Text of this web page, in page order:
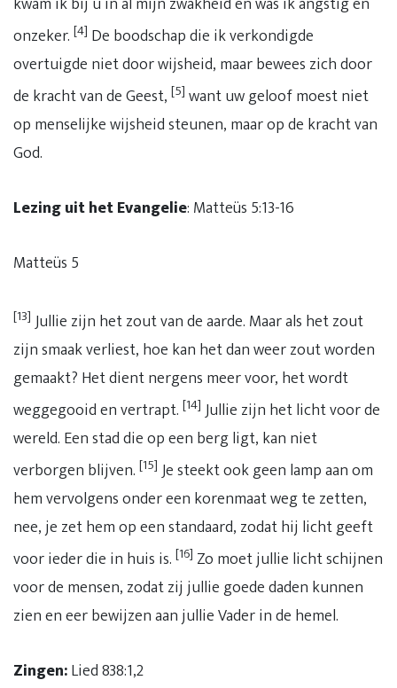
onzeker. [4] De boodschap die ik verkondigde
overtuigde niet door wijsheid, maar bewees zich door
de kracht van de Geest, [5] want uw geloof moest niet
op menselijke wijsheid steunen, maar op de kracht van
God.
Lezing uit het Evangelie: Matteüs 5:13-16
Matteüs 5
[13] Jullie zijn het zout van de aarde. Maar als het zout
zijn smaak verliest, hoe kan het dan weer zout worden
gemaakt? Het dient nergens meer voor, het wordt
weggegooid en vertrapt. [14] Jullie zijn het licht voor de
wereld. Een stad die op een berg ligt, kan niet
verborgen blijven. [15] Je steekt ook geen lamp aan om
hem vervolgens onder een korenmaat weg te zetten,
nee, je zet hem op een standaard, zodat hij licht geeft
voor ieder die in huis is. [16] Zo moet jullie licht schijnen
voor de mensen, zodat zij jullie goede daden kunnen
zien en eer bewijzen aan jullie Vader in de hemel.
Zingen:Lied 838:1,2